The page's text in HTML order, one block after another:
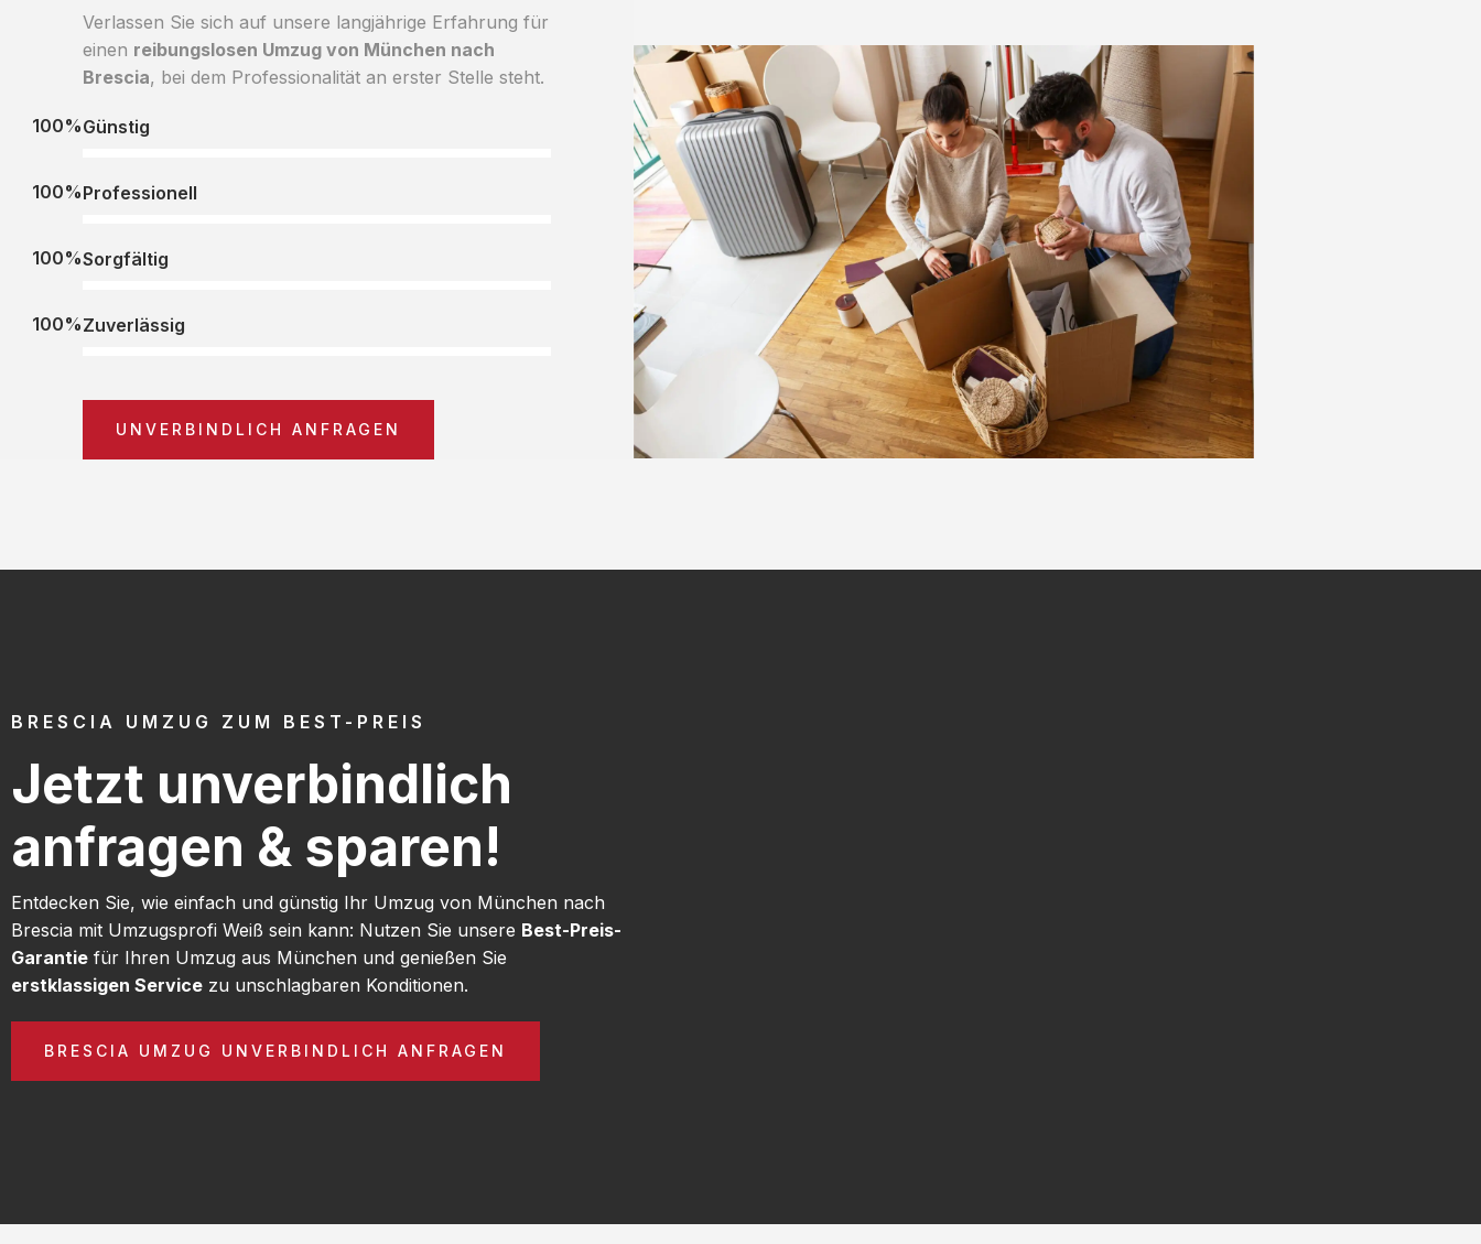
Verlassen Sie sich auf unsere langjährige Erfahrung für
einen reibungslosen Umzug von München nach
Brescia, bei dem Professionalität an erster Stelle steht.
Günstig
100%
Professionell
100%
Sorgfältig
100%
Zuverlässig
100%
UNVERBINDLICH ANFRAGEN
BRESCIA UMZUG ZUM BEST-PREIS
Jetzt unverbindlich
anfragen & sparen!
Entdecken Sie, wie einfach und günstig Ihr Umzug von München nach
Brescia mit Umzugsprofi Weiß sein kann: Nutzen Sie unsere Best-Preis-
Garantie für Ihren Umzug aus München und genießen Sie
erstklassigen Service zu unschlagbaren Konditionen.
BRESCIA UMZUG UNVERBINDLICH ANFRAGEN